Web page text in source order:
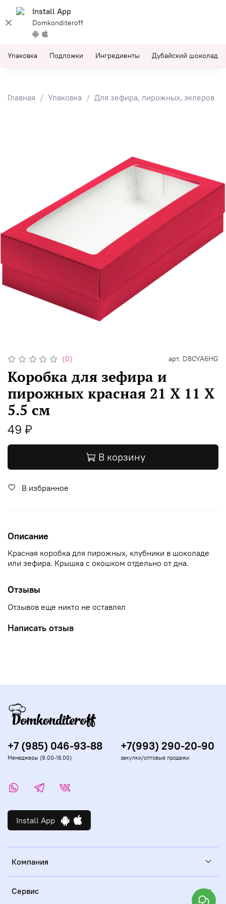
Install App
Domkonditeroff
Упаковка Подложки Ингредиенты Дубайский шоколад
Главная Упаковка Для зефира, пирожных, эклеров
(0) арт. D8CYA6HG
Коробка для зефира и
пирожных красная 21 Х 11 Х
5.5 см
49 ₽
В корзину
В избранное
Описание
Красная коробка для пирожных, клубники в шоколаде
или зефира. Крышка с окошком отдельно от дна.
Отзывы
Отзывов еще никто не оставлял
Написать отзыв
Компания
Сервис
Install App
+7 (985) 046-93-88
Менеджеры (9.00-18.00)
+7(993) 290-20-90
закупки/оптовые продажи